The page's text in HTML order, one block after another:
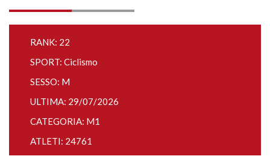
RANK: 22
SPORT: Ciclismo
SESSO: M
ULTIMA: 29/07/2026
CATEGORIA: M1
ATLETI: 24761